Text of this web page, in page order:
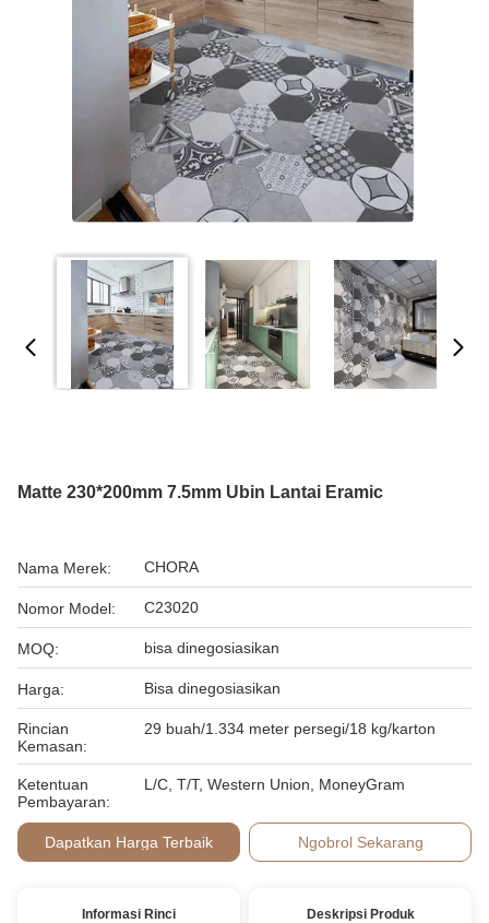
Matte 230*200mm 7.5mm Ubin Lantai Eramic
Nama Merek: CHORA
Nomor Model: C23020
MOQ: bisa dinegosiasikan
Harga: Bisa dinegosiasikan
Rincian
Kemasan:
29 buah/1.334 meter persegi/18 kg/karton
Ketentuan
Pembayaran:
L/C, T/T, Western Union, MoneyGram
Dapatkan Harga Terbaik Ngobrol Sekarang
Informasi Rinci Deskripsi Produk